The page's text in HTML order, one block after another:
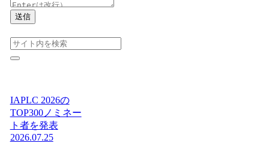
送信
IAPLC 2026の
TOP300ノミネー
ト者を発表
2026.07.25